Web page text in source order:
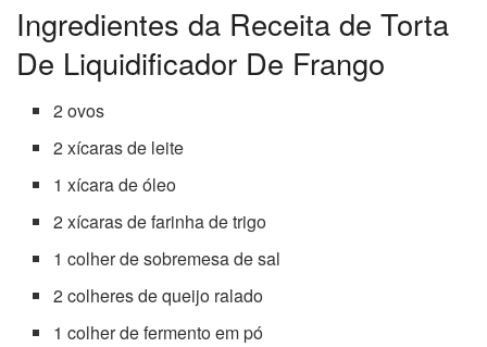
Ingredientes da Receita de Torta
De Liquidificador De Frango
2 ovos
2 xícaras de leite
1 xícara de óleo
2 xícaras de farinha de trigo
1 colher de sobremesa de sal
2 colheres de queijo ralado
1 colher de fermento em pó